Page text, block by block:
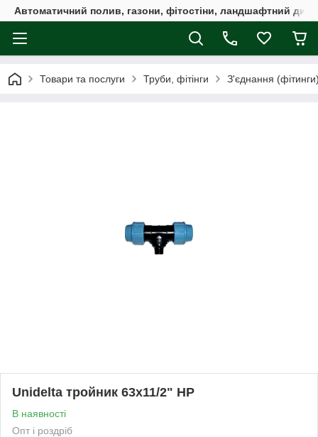
Автоматичний полив, газони, фітостіни, ландшафтний
Товари та послуги Труби, фітінги З'єднання
Unidelta тройник 63х11/2" НР
В наявності
Опт і роздріб